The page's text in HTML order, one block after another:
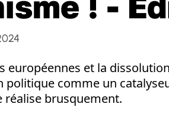
européennes et la
politique comme un
brusquement.